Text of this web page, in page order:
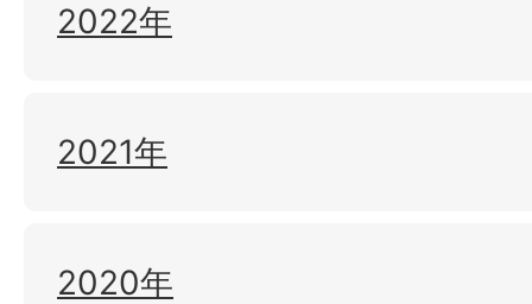
2022年
2021年
2020年